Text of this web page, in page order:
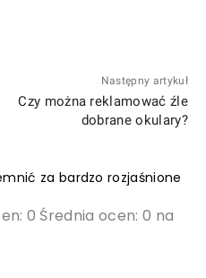
Następny artykuł
Czy można reklamować źle
dobrane okulary?
za bardzo rozjaśnione
0 Średnia ocen: 0 na